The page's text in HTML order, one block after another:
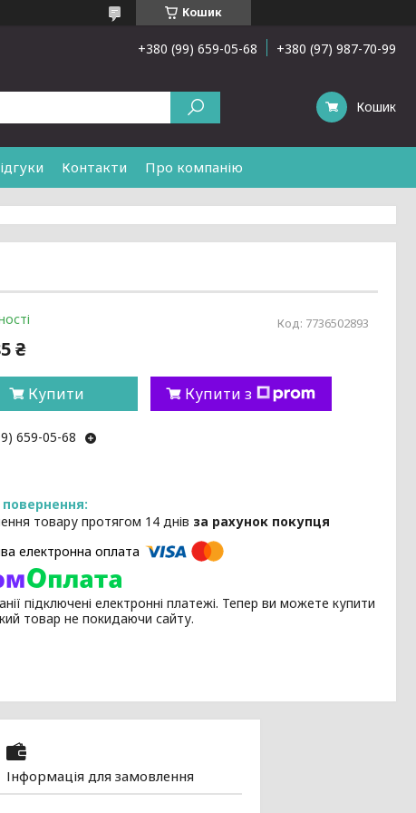
Кошик
+380 (99) 659-05-68 +380 (97) 987-70-99
Кошик
Контакти Про компанію
Код: 7736502893
₴
Купити Купити з
659-05-68
товару протягом 14 днів за рахунок покупця
підключені електронні платежі. Тепер ви можете купити
товар не покидаючи сайту.
Інформація для замовлення